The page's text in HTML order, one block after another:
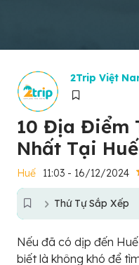
2Trip Việt
10 Địa Điểm
Nhất Tại Huế
Huế 11:03 - 16/12/2024
Thứ Tự Sắp Xếp
Nếu đã có dịp đến
biết là không khó để